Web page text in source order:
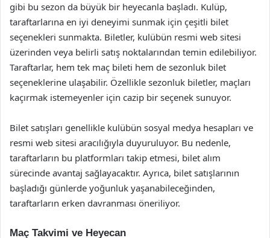
gibi bu sezon da büyük bir heyecanla başladı. Kulüp,
taraftarlarına en iyi deneyimi sunmak için çeşitli bilet
seçenekleri sunmakta. Biletler, kulübün resmi web sitesi
üzerinden veya belirli satış noktalarından temin edilebiliyor.
Taraftarlar, hem tek maç bileti hem de sezonluk bilet
seçeneklerine ulaşabilir. Özellikle sezonluk biletler, maçları
kaçırmak istemeyenler için cazip bir seçenek sunuyor.
Bilet satışları genellikle kulübün sosyal medya hesapları ve
resmi web sitesi aracılığıyla duyuruluyor. Bu nedenle,
taraftarların bu platformları takip etmesi, bilet alım
sürecinde avantaj sağlayacaktır. Ayrıca, bilet satışlarının
başladığı günlerde yoğunluk yaşanabileceğinden,
taraftarların erken davranması öneriliyor.
Maç Takvimi ve Heyecan